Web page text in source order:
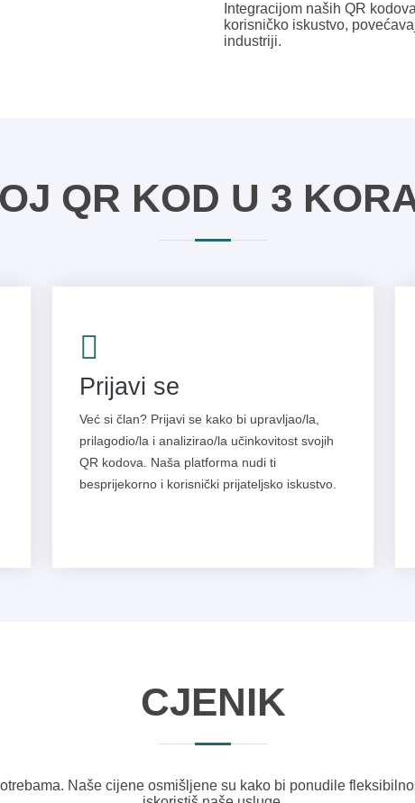
Integracijom naših QR
korisničko iskustvo,
industriji.
QR KOD U 3
Prijavi se
Već si član? Prijavi se kako bi upravljao/la,
prilagodio/la i analizirao/la učinkovitost svojih
QR kodova. Naša platforma nudi ti
besprijekorno i korisnički prijateljsko iskustvo.
CJENIK
Naše cijene osmišljene su kako bi ponudile